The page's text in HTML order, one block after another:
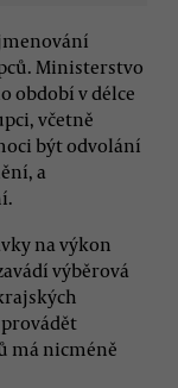
Ministerstvo
období v délce
včetně
být odvolání
a
na výkon
výběrová
má nicméně